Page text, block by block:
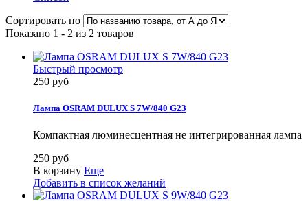
Сортировать по
Показано 1 - 2 из 2 товаров
Быстрый просмотр
250 руб
Лампа OSRAM DULUX S 7W/840 G23
Компактная люминесцентная не интегрированная лампа
250 руб
В корзину Еще
Добавить в список желаний